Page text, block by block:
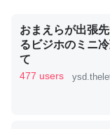
くらい。小説でい
ど、短期記憶とい
かりやすく強くな
─GPTの仕組みと限
おまえらが出張
るビジホのミニ
て
477 users